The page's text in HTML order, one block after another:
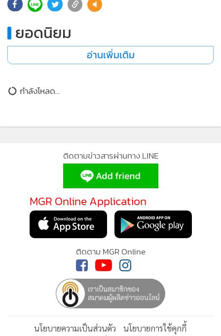
ยอดนิยม
อ่านเพิ่มเติม
กำลังโหลด...
ติดตามข่าวสารผ่านทาง LINE
MGR Online Application
ติดตาม MGR Online
นโยบายความเป็นส่วนตัว นโยบายการใช้คุกกี้